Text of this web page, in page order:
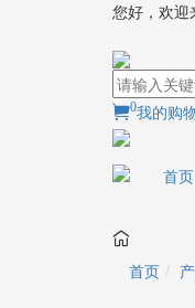
您好，欢迎
0我的购
首页
首页